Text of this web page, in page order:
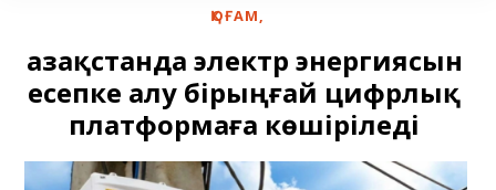
ҚОҒАМ,
Қазақстанда электр энергиясын
есепке алу бірыңғай цифрлық
платформаға көшіріледі